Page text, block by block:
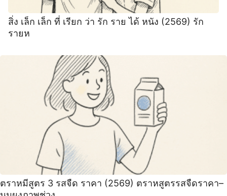
สิ่ง เล็ก เล็ก ที่ เรียก ว่า รัก ราย ได้ หนัง (2569) รัก
รายห
ตราหมีสูตร 3 รสจืด ราคา (2569) ตราหสูตรรสจืดราคา–